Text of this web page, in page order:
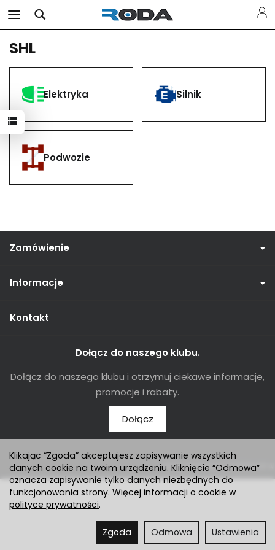
SHL
Elektryka Silnik
Podwozie
Zamówienie
Informacje
Kontakt
Dołącz do naszego klubu.
Dołącz do naszego klubu i otrzymuj ciekawe informacje,
promocje i rabaty.
Dołącz
Sklep internetowy SOTESHOP AI
Klikając “Zgoda” akceptujesz zapisywanie wszystkich
danych cookie na twoim urządzeniu. Kliknięcie “Odmowa”
oznacza zapisywanie tylko danych niezbędnych do
funkcjonowania strony. Więcej informacji o cookie w
polityce prywatności.
Ustawienia
Odmowa
Zgoda